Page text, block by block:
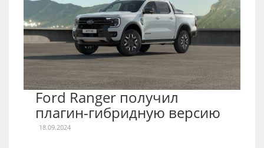
Ford Ranger получил
плагин-гибридную версию
18.09.2024